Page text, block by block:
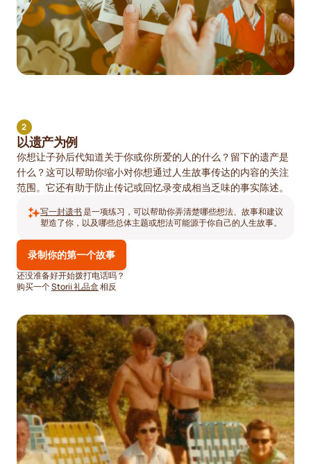
2
以遗产为例
你想让子孙后代知道关于你或你所爱的人的什么？留下的遗产是
什么？这可以帮助你缩小对你想通过人生故事传达的内容的关注
范围。它还有助于防止传记或回忆录变成相当乏味的事实陈述。
写一封遗书是一项练习，可以帮助你弄清楚哪些想法、故事和建议
塑造了你，以及哪些总体主题或想法可能源于你自己的人生故事。
录制你的第一个故事
还没准备好开始拨打电话吗？
购买一个Storii 礼品盒相反